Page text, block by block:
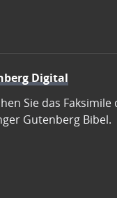
Digital
Sie das Faksimile
Gutenberg Bibel.